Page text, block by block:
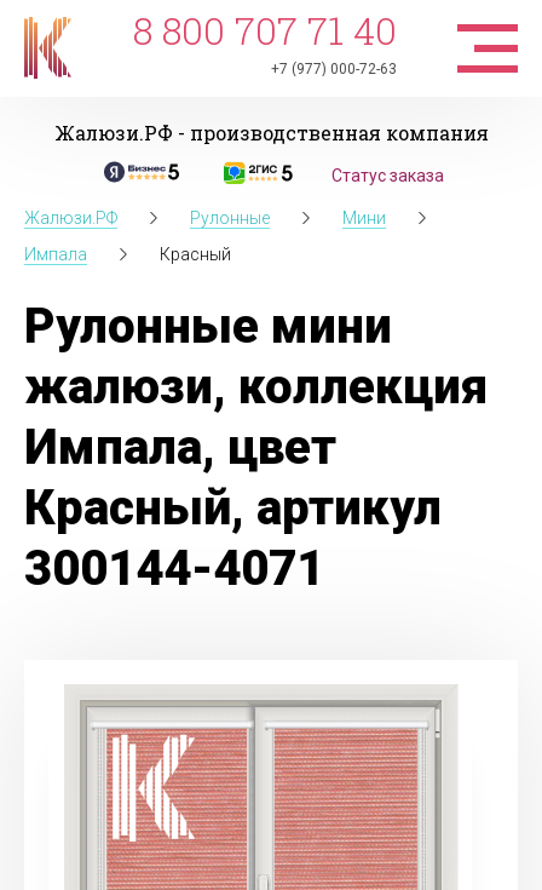
8 800 707 71 40
+7 (977) 000-72-63
Жалюзи.РФ - производственная компания
Статус заказа
Жалюзи.РФ Рулонные
Мини
Импала
Красный
Рулонные мини
жалюзи, коллекция
Импала, цвет
Красный, артикул
300144-4071